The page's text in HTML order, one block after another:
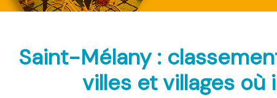
Saint-Mélany :
villes et villages où